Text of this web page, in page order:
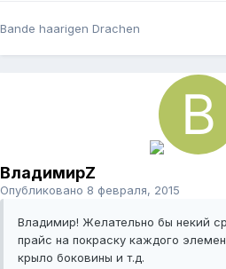
Bande haarigen Drachen
ВладимирZ
Опубликовано 8 февраля, 2015
Владимир! Желательно бы некий
прайс на покраску каждого
крыло боковины и т.д.